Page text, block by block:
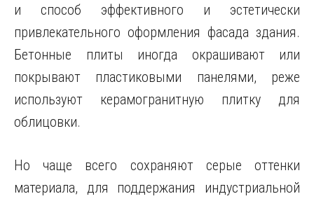
и способ эффективного и эстетически
привлекательного оформления фасада здания.
Бетонные плиты иногда окрашивают или
покрывают пластиковыми панелями, реже
используют керамогранитную плитку для
облицовки.
Но чаще всего сохраняют серые оттенки
материала, для поддержания индустриальной